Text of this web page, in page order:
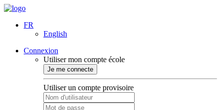
FR
English
Connexion
Utiliser mon compte école
Je me connecte
Utiliser un compte provisoire